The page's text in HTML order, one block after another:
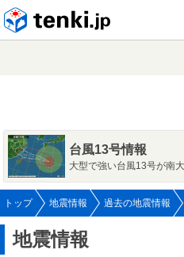
台風13号情報
大型で強い台風13号が南
トップ 地震情報 過去の地震情報
地震情報